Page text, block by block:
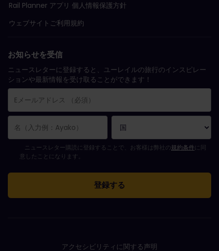
Rail Planner アプリ 個人情報保護方針
ウェブサイトご利用規約
お知らせを受信
ニュースレターに登録すると、ユーレイルの旅行のインスピレー
ションや最新情報を受け取ることができます！
購読登録が完了しました。
Eメールアドレス欄は必須項目です。
Eメールアドレスが正しくありません。
ニュースレターの購読登録中にエラーが発生しました。後ほど、もう一度や
すでにこのニュースレターを購読されています！
ニュースレターを購読するには規約条件に同意してください。
ニュースレター購読に登録することで、お客様は弊社の規約条件に同
意したことになります。
アクセシビリティに関する声明